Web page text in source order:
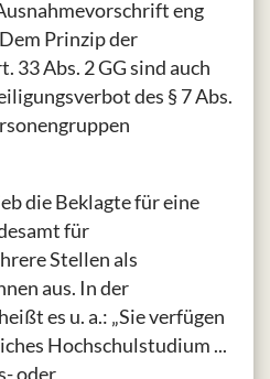
eng
Prinzip der
33 Abs. 2 GG sind auch
des § 7 Abs.
die Beklagte für eine
für
Stellen als
aus. In der
es u. a.: „Sie verfügen
Hochschulstudium ...
oder